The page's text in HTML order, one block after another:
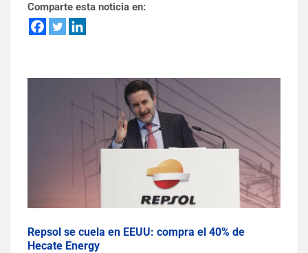
Comparte esta noticia en:
Repsol se cuela en EEUU: compra el 40% de
Hecate Energy